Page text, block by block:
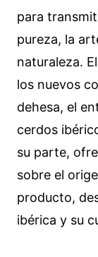
para
pureza, la
naturaleza.
los nuevos
dehesa, el
cerdos
su parte,
sobre el
producto,
ibérica y su